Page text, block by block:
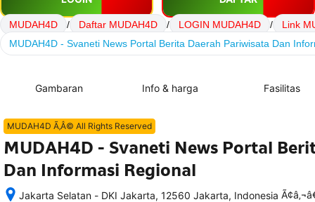
MUDAH4D / Daftar MUDAH4D / LOGIN MUDAH4D /
Link
MUDAH4D - Svaneti News Portal Berita Daerah Pariwisata Dan
Gambaran Info & harga Fasilitas
MUDAH4D Ã‚Â© All Rights Reserved
MUDAH4D - Svaneti News Portal
Dan Informasi Regional
Jakarta Selatan - DKI Jakarta, 12560 Jakarta, Indonesia